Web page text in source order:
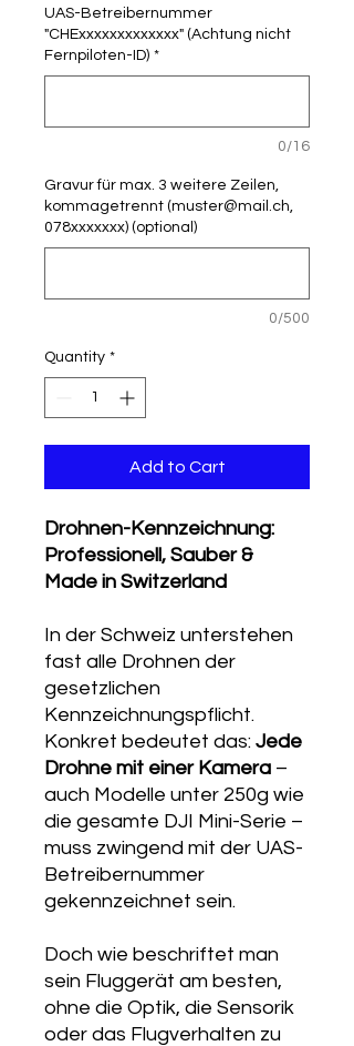
UAS-Betreibernummer
"CHExxxxxxxxxxxxx" (Achtung nicht
Fernpiloten-ID) *
0/16
Gravur für max. 3 weitere Zeilen,
kommagetrennt (muster@mail.ch,
078xxxxxxx) (optional)
0/500
Quantity *
Add to Cart
Drohnen-Kennzeichnung:
Professionell, Sauber &
Made in Switzerland
In der Schweiz unterstehen
fast alle Drohnen der
gesetzlichen
Kennzeichnungspflicht.
Konkret bedeutet das: Jede
Drohne mit einer Kamera –
auch Modelle unter 250g wie
die gesamte DJI Mini-Serie –
muss zwingend mit der UAS-
Betreibernummer
gekennzeichnet sein.
Doch wie beschriftet man
sein Fluggerät am besten,
ohne die Optik, die Sensorik
oder das Flugverhalten zu